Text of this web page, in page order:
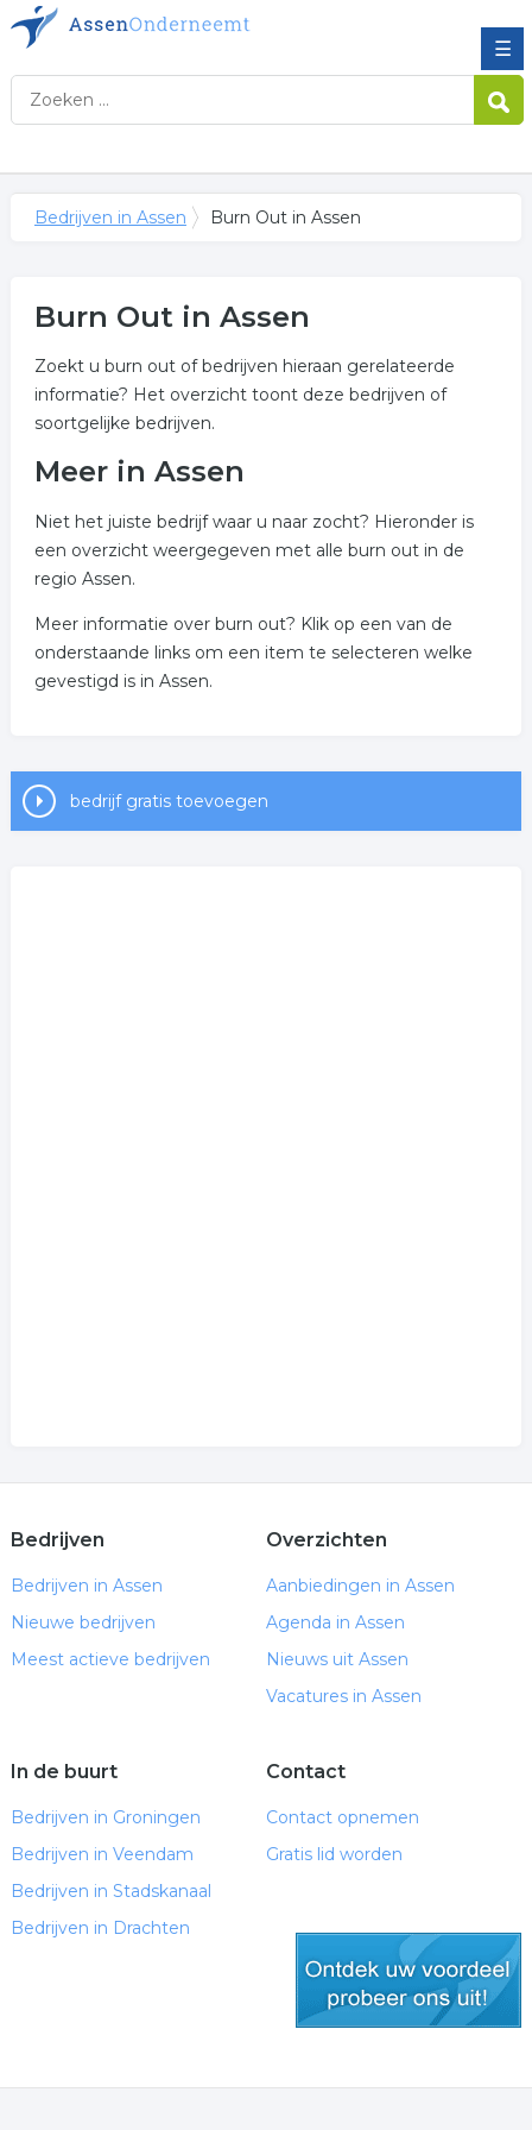
☰
Bedrijven in Assen Burn Out in Assen
Burn Out in Assen
Zoekt u burn out of bedrijven hieraan gerelateerde
informatie? Het overzicht toont deze bedrijven of
soortgelijke bedrijven.
Meer in Assen
Niet het juiste bedrijf waar u naar zocht? Hieronder is
een overzicht weergegeven met alle burn out in de
regio Assen.
Meer informatie over burn out? Klik op een van de
onderstaande links om een item te selecteren welke
gevestigd is in Assen.
bedrijf gratis toevoegen
Bedrijven
Bedrijven in Assen
Nieuwe bedrijven
Meest actieve bedrijven
Overzichten
Aanbiedingen in Assen
Agenda in Assen
Nieuws uit Assen
Vacatures in Assen
In de buurt
Bedrijven in Groningen
Bedrijven in Veendam
Bedrijven in Stadskanaal
Bedrijven in Drachten
Contact
Contact opnemen
Gratis lid worden